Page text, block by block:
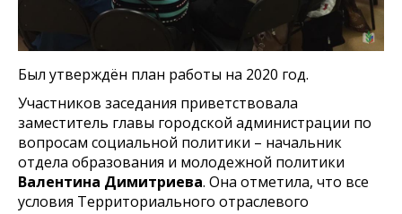
Был утверждён план работы на 2020 год.
Участников заседания приветствовала
заместитель главы городской администрации по
вопросам социальной политики – начальник
отдела образования и молодежной политики
Валентина Димитриева. Она отметила, что все
условия Территориального отраслевого